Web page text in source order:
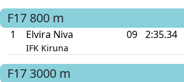
F17 800 m
1
Elvira Niva
IFK Kiruna
09 2:35.34
F17 3000 m